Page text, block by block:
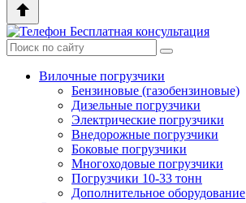
Бесплатная консультация
Вилочные погрузчики
Бензиновые (газобензиновые)
Дизельные погрузчики
Электрические погрузчики
Внедорожные погрузчики
Боковые погрузчики
Многоходовые погрузчики
Погрузчики 10-33 тонн
Дополнительное оборудование